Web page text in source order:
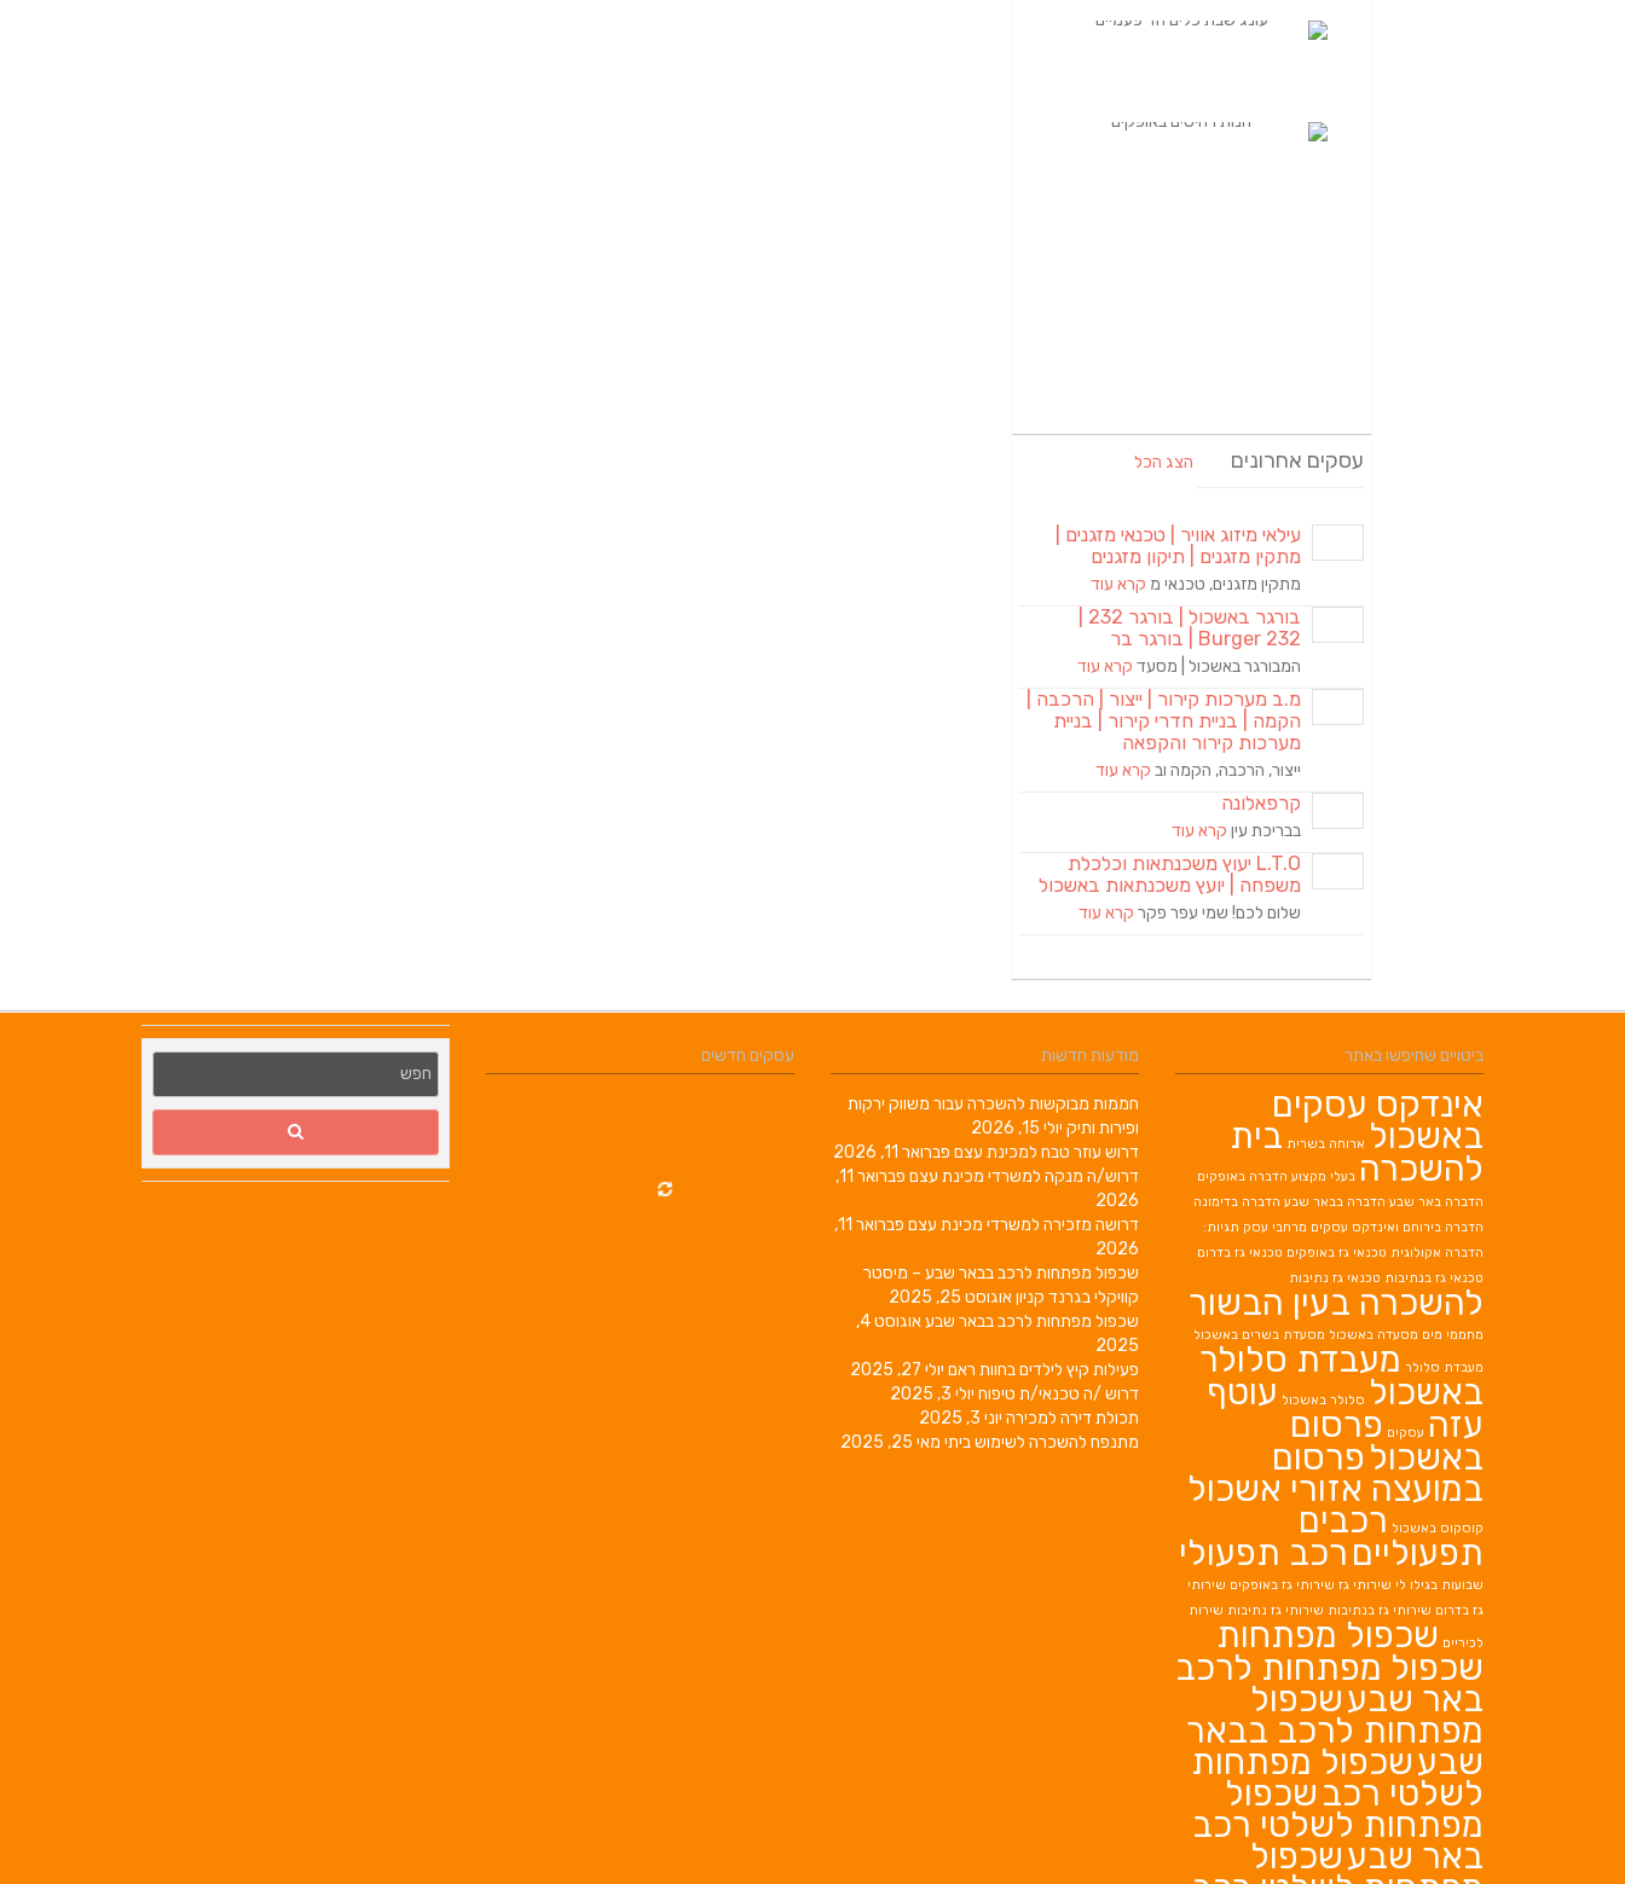
עסקים אחרונים הצג הכל
עילאי מיזוג אוויר | טכנאי מזגנים |
מתקין מזגנים | תיקון מזגנים
מתקין מזגנים, טכנאי מ קרא עוד
Burger 232 | בורגר בר
המבורגר באשכול | מסעד קרא עוד
מ.ב מערכות קירור | ייצור | הרכבה |
הקמה | בניית חדרי קירור | בניית
מערכות קירור והקפאה
ייצור, הרכבה, הקמה וב קרא עוד
קרפאלונה
בבריכת עין קרא עוד
L.T.O יעוץ משכנתאות וכלכלת
משפחה | יועץ משכנתאות באשכול
שלום לכם! שמי עפר פקר קרא עוד
עסקים חדשים מודעות חדשות
חממות מבוקשות להשכרה עבור משווק ירקות
ופירות ותיק יולי 15, 2026
דרוש עוזר טבח למכינת עצם פברואר 11, 2026
דרוש/ה מנקה למשרדי מכינת עצם
פברואר 11,
2026
דרושה מזכירה למשרדי מכינת עצם
פברואר 11,
2026
שכפול מפתחות לרכב בבאר שבע – מיסטר
קוויקלי בגרנד קניוןאוגוסט 25, 2025
שכפול מפתחות לרכב בבאר שבע
אוגוסט 4,
2025
פעילות קיץ לילדים בחוות ראם יולי 27, 2025
דרוש /ה טכנאי/ת טיפוח יולי 3, 2025
תכולת דירה למכירה יוני 3, 2025
מתנפח להשכרה לשימוש ביתי מאי 25, 2025
ביטויים שחיפשו באתר
אינדקס עסקים
באשכול ארוחה בשרית בית
להשכרה בעלי מקצוע הדברה באופקים
הדברה באר שבע הדברה בבאר שבע הדברה בדימונה
הדברה בירוחם ואינדקס עסקים מרחבי עסק תגיות:
הדברה אקולוגית טכנאי גז באופקים טכנאי גז בדרום
טכנאי גז בנתיבות טכנאי גז נתיבות
להשכרה בעין הבשור
מחממי מים מסעדה באשכול מסעדת בשרים באשכול
מעבדת סלולר מעבדת סלולר
באשכול סלולר באשכול עוטף
עזה עסקים פרסום
באשכול פרסום
במועצה אזורי אשכול
קוסקוס באשכול רכבים
תפעוליים רכב תפעולי
שבועות בגילו לי שירותי גז שירותי גז באופקים שירותי
גז בדרום שירותי גז בנתיבות שירותי גז נתיבות שירות
לכיריים שכפול מפתחות
שכפול מפתחות לרכב
באר שבעשכפול
מפתחות לרכב בבאר
שבעשכפול מפתחות
לשלטי רכב שכפול
מפתחות לשלטי רכב
באר שבעשכפול